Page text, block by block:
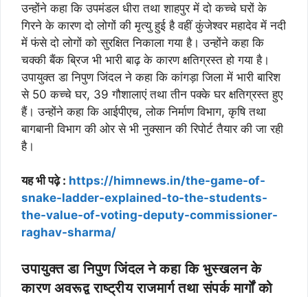
उन्होंने कहा कि उपमंडल धीरा तथा शाहपुर में दो कच्चे घरों के
गिरने के कारण दो लोगों की मृत्यु हुई है वहीं कुंजेश्वर महादेव में नदी
में फंसे दो लोगों को सुरक्षित निकाला गया है। उन्होंने कहा कि
चक्की बैंक ब्रिज भी भारी बाढ़ के कारण क्षतिग्रस्त हो गया है।
उपायुक्त डा निपुण जिंदल ने कहा कि कांगड़ा जिला में भारी बारिश
से 50 कच्चे घर, 39 गौशालाएं तथा तीन पक्के घर क्षतिग्रस्त हुए
हैं। उन्होंने कहा कि आईपीएच, लोक निर्माण विभाग, कृषि तथा
बागबानी विभाग की ओर से भी नुक्सान की रिपोर्ट तैयार की जा रही
है।
यह भी पढ़े : https://himnews.in/the-game-of-
snake-ladder-explained-to-the-students-
the-value-of-voting-deputy-commissioner-
raghav-sharma/
उपायुक्त डा निपुण जिंदल ने कहा कि भुस्खलन के
कारण अवरूद्व राष्ट्रीय राजमार्ग तथा संपर्क मार्गों को